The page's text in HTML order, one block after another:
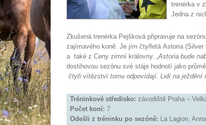
trenérka v
Jedna z
Zkušená trenérka Pejšková připravuje na
zajímavého koně. Je jím čtyřletá Astoria
a také z Ceny zimní královny. „Astoria bude
dostihovou sezónu své stáje hodnotí jako
čtyři vítězství tomu odpovídají. Lidí na ježdění
Tréninkové středisko: závodiště Praha –
Počet koní: 7
Odešli z tréninku po sezóně: La Lagion,